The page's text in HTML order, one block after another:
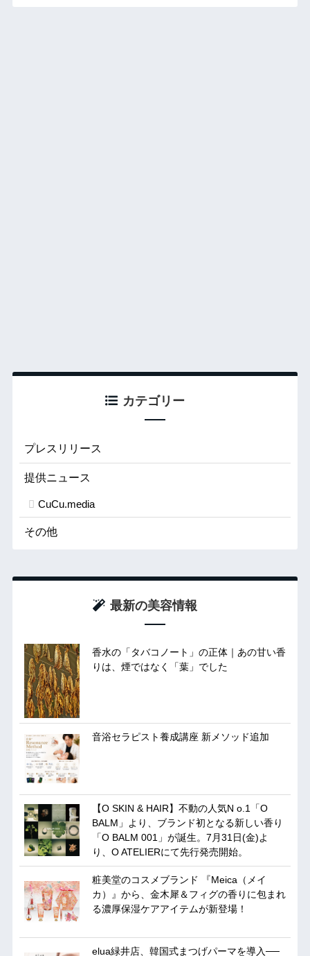
カテゴリー
プレスリリース
提供ニュース
CuCu.media
その他
最新の美容情報
香水の「タバコノート」の正体｜あの甘い香
りは、煙ではなく「葉」でした
音浴セラピスト養成講座 新メソッド追加
【O SKIN & HAIR】不動の人気N o.1「O
BALM」より、ブランド初となる新しい香り
「O BALM 001」が誕生。7月31日(金)よ
り、O ATELIERにて先行発売開始。
粧美堂のコスメブランド 『Meica（メイ
カ）』から、金木犀＆フィグの香りに包まれ
る濃厚保湿ケアアイテムが新登場！
elua緑井店、韓国式まつげパーマを導入──